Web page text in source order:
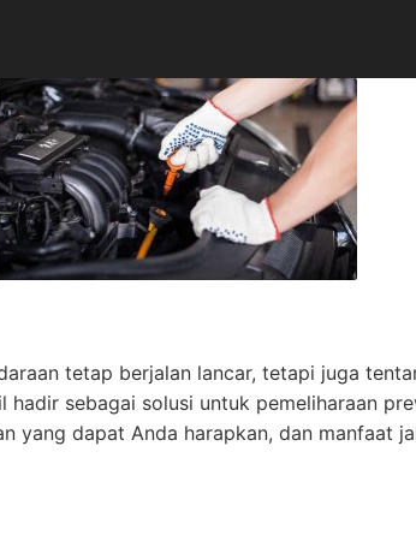
tetap berjalan lancar, tetapi juga
hadir sebagai solusi untuk pemeliharaan
yang dapat Anda harapkan, dan manfaat